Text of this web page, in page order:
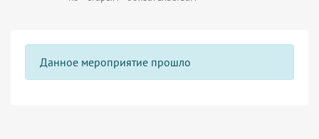
Данное мероприятие прошло